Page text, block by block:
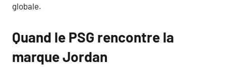
globale.
Quand le PSG rencontre la
marque Jordan